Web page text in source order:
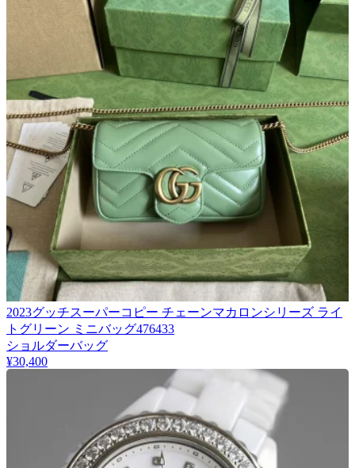
2023グッチスーパーコピー チェーンマカロンシリーズ ライ
トグリーン ミニバッグ476433
ショルダーバッグ
¥30,400